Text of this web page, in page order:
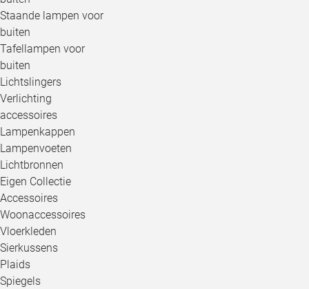
Staande lampen voor
buiten
Tafellampen voor
buiten
Lichtslingers
Verlichting
accessoires
Lampenkappen
Lampenvoeten
Lichtbronnen
Eigen Collectie
Accessoires
Woonaccessoires
Vloerkleden
Sierkussens
Plaids
Spiegels